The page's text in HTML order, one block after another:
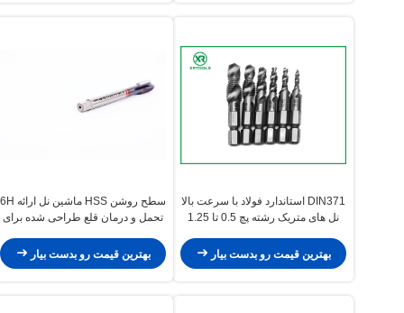
DIN371 استاندارد فولاد با سرعت بالا
نل های متریک رشته پچ 0.5 تا 1.25
صنعتی
بهترین قیمت رو بدست بیار
سطح روشن HSS ماشین نل ارائه 6H
تحمل و درمان قلع طراحی شده برای
بهترین قیمت رو بدست بیار